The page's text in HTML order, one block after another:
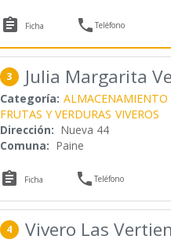
 Ficha Teléfono
3 Julia Margarita
Categoría: ALMACENAMIENTO
FRUTAS Y VERDURAS VIVEROS
Dirección: Nueva 44
Comuna: Paine
 Ficha Teléfono
4 Vivero Las